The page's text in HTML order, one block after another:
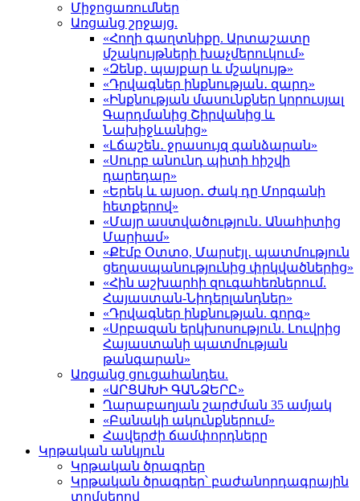
Միջոցառումներ
Առցանց շրջայց.
«Հողի գաղտնիքը. Արտաշատը
մշակույթների խաչմերուկում»
«Զենք․ պայքար և մշակույթ»
«Դրվագներ ինքնության․ զարդ»
«Ինքնության մասունքներ կորուսյալ
Գարդմանից Շիրվանից և
Նախիջևանից»
«Լճաշեն․ ջրասույզ գանձարան»
«Սուրբ անունդ պիտի հիշվի
դարեդար»
«Երեկ և այսօր․ Ժակ դը Մորգանի
հետքերով»
«Մայր աստվածություն․ Անահիտից
Մարիամ»
«Քէմբ Օտտօ, Մարսէյլ․ պատմություն
ցեղասպանությունից փրկվածներից»
«Հին աշխարհի զուգահեռներում.
Հայաստան-Նիդերլանդներ»
«Դրվագներ ինքնության. գորգ»
«Սրբազան երկխոսություն. Լուվրից
Հայաստանի պատմության
թանգարան»
Առցանց ցուցահանդես.
«ԱՐՑԱԽԻ ԳԱՆՁԵՐԸ»
Ղարաբաղյան շարժման 35 ամյակ
«Բանակի ակունքներում»
Հավերժի ճամփորդները
Կրթական անկյուն
Կրթական ծրագրեր
Կրթական ծրագրեր՝ բաժանորդագրային
տոմսերով